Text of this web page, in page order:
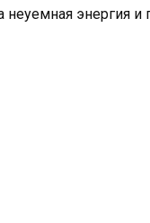
неуемная энергия